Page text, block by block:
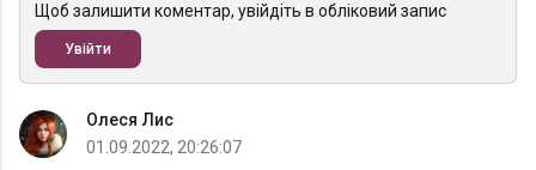
Щоб залишити коментар, увійдіть в обліковий запис
Увійти
Олеся Лис
01.09.2022, 20:26:07